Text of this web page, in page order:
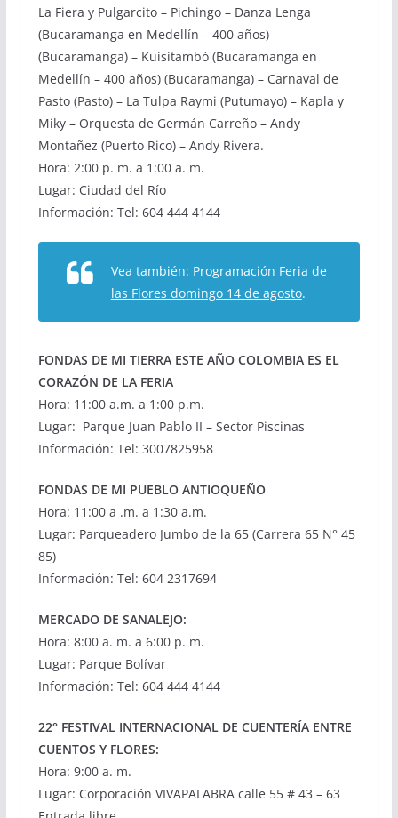
La Fiera y Pulgarcito – Pichingo – Danza Lenga
(Bucaramanga en Medellín – 400 años)
(Bucaramanga) – Kuisitambó (Bucaramanga en
Medellín – 400 años) (Bucaramanga) – Carnaval de
Pasto (Pasto) – La Tulpa Raymi (Putumayo) – Kapla y
Miky – Orquesta de Germán Carreño – Andy
Montañez (Puerto Rico) – Andy Rivera.
Hora: 2:00 p. m. a 1:00 a. m.
Lugar: Ciudad del Río
Información: Tel: 604 444 4144
Vea también: Programación Feria de
las Flores domingo 14 de agosto.
FONDAS DE MI TIERRA ESTE AÑO COLOMBIA ES EL
CORAZÓN DE LA FERIA
Hora: 11:00 a.m. a 1:00 p.m.
Lugar: Parque Juan Pablo II – Sector Piscinas
Información: Tel: 3007825958
FONDAS DE MI PUEBLO ANTIOQUEÑO
Hora: 11:00 a .m. a 1:30 a.m.
Lugar: Parqueadero Jumbo de la 65 (Carrera 65 N° 45
85)
Información: Tel: 604 2317694
MERCADO DE SANALEJO:
Hora: 8:00 a. m. a 6:00 p. m.
Lugar: Parque Bolívar
Información: Tel: 604 444 4144
22° FESTIVAL INTERNACIONAL DE CUENTERÍA ENTRE
CUENTOS Y FLORES:
Hora: 9:00 a. m.
Lugar: Corporación VIVAPALABRA calle 55 # 43 – 63